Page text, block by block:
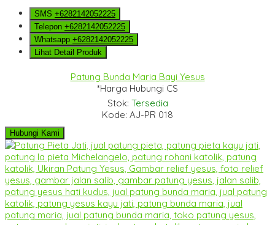
SMS +6282142052225
Telepon +6282142052225
Whatsapp +6282142052225
Lihat Detail Produk
Patung Bunda Maria Bayi Yesus
*Harga Hubungi CS
Stok: Tersedia
Kode: AJ-PR 018
Hubungi Kami